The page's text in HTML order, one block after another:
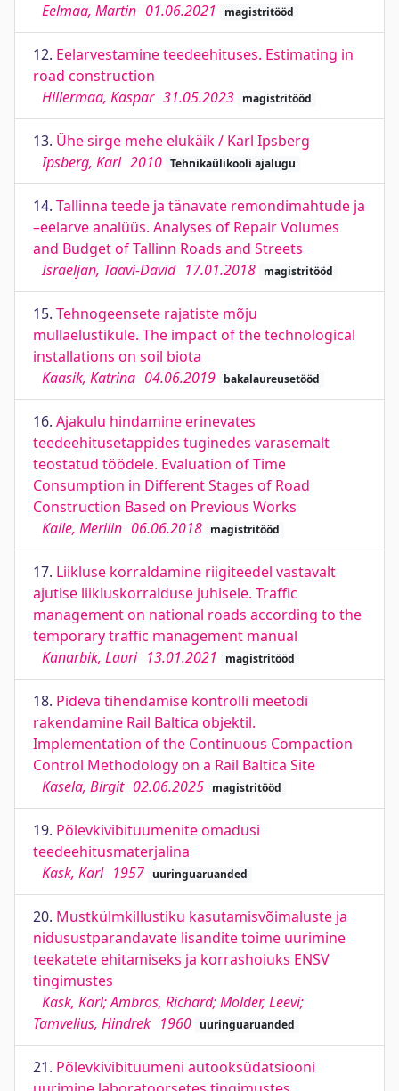
Eelmaa, Martin 01.06.2021 magistritööd
12. Eelarvestamine teedeehituses. Estimating in
road construction
Hillermaa, Kaspar 31.05.2023 magistritööd
13. Ühe sirge mehe elukäik / Karl Ipsberg
Ipsberg, Karl 2010 Tehnikaülikooli ajalugu
14. Tallinna teede ja tänavate remondimahtude ja
–eelarve analüüs. Analyses of Repair Volumes
and Budget of Tallinn Roads and Streets
Israeljan, Taavi-David 17.01.2018 magistritööd
15. Tehnogeensete rajatiste mõju
mullaelustikule. The impact of the technological
installations on soil biota
Kaasik, Katrina 04.06.2019 bakalaureusetööd
16. Ajakulu hindamine erinevates
teedeehitusetappides tuginedes varasemalt
teostatud töödele. Evaluation of Time
Consumption in Different Stages of Road
Construction Based on Previous Works
Kalle, Merilin 06.06.2018 magistritööd
17. Liikluse korraldamine riigiteedel vastavalt
ajutise liikluskorralduse juhisele. Traffic
management on national roads according to the
temporary traffic management manual
Kanarbik, Lauri 13.01.2021 magistritööd
18. Pideva tihendamise kontrolli meetodi
rakendamine Rail Baltica objektil.
Implementation of the Continuous Compaction
Control Methodology on a Rail Baltica Site
Kasela, Birgit 02.06.2025 magistritööd
19. Põlevkivibituumenite omadusi
teedeehitusmaterjalina
Kask, Karl 1957 uuringuaruanded
20. Mustkülmkillustiku kasutamisvõimaluste ja
nidusustparandavate lisandite toime uurimine
teekatete ehitamiseks ja korrashoiuks ENSV
tingimustes
Kask, Karl; Ambros, Richard; Mölder, Leevi;
Tamvelius, Hindrek 1960 uuringuaruanded
21. Põlevkivibituumeni autooksüdatsiooni